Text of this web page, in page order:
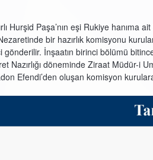
Hurşid Paşa’nın eşi Rukiye hanıma
bir hazırlık komisyonu
gönderilir. İnşaatın birinci bölümü
Nazırlığı döneminde Ziraat Müdür-
Efendi’den oluşan komisyon